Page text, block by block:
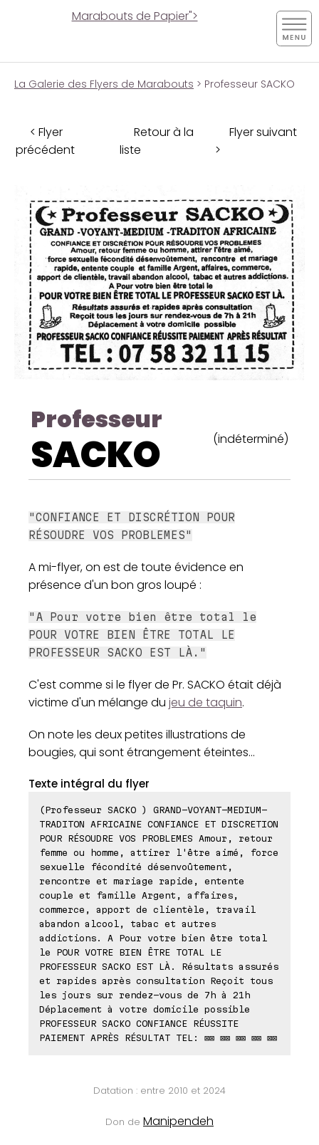
Marabouts de Papier">
La Galerie des Flyers de Marabouts > Professeur SACKO
< Flyer
précédent
Retour à la
liste
Flyer suivant
>
Professeur
SACKO (indéterminé)
"CONFIANCE ET DISCRÉTION POUR
RÉSOUDRE VOS PROBLEMES"
A mi-flyer, on est de toute évidence en
présence d'un bon gros loupé :
"A Pour votre bien être total le
POUR VOTRE BIEN ÊTRE TOTAL LE
PROFESSEUR SACKO EST LÀ."
C'est comme si le flyer de Pr. SACKO était déjà
victime d'un mélange du jeu de taquin.
On note les deux petites illustrations de
bougies, qui sont étrangement éteintes...
Texte intégral du flyer
(Professeur SACKO ) GRAND-VOYANT-MEDIUM-
TRADITON AFRICAINE CONFIANCE ET DISCRETION
POUR RÉSOUDRE VOS PROBLEMES Amour, retour
femme ou homme, attirer l'être aimé, force
sexuelle fécondité désenvoûtement,
rencontre et mariage rapide, entente
couple et famille Argent, affaires,
commerce, apport de clientèle, travail
abandon alcool, tabac et autres
addictions. A Pour votre bien être total
le POUR VOTRE BIEN ÊTRE TOTAL LE
PROFESSEUR SACKO EST LÀ. Résultats assurés
et rapides après consultation Reçoit tous
les jours sur rendez-vous de 7h à 21h
Déplacement à votre domicile possible
PROFESSEUR SACKO CONFIANCE RÉUSSITE
PAIEMENT APRÈS RÉSULTAT TEL: ⊠⊠ ⊠⊠ ⊠⊠ ⊠⊠ ⊠⊠
Datation : entre 2010 et 2024
Don de Manipendeh